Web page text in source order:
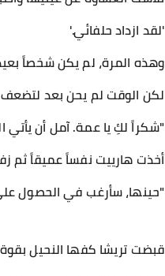
​'لقد ازداد حلفائي.'
​وهذه المرة، لم يكن شخصاً
لكن الوقت لم يحن بعد
​"شكراً لكِ يا عمة. آمل أن يأتي
​أخذت هارييت نفساً عميقاً ثم
​"حينها، سأرغب في الحصول
​قبضت تريشا كفها النحيل